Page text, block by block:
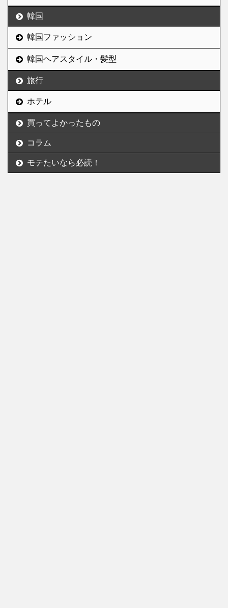
韓国
韓国ファッション
韓国ヘアスタイル・髪型
旅行
ホテル
買ってよかったもの
コラム
モテたいなら必読！